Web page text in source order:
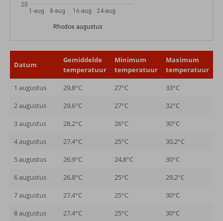
1-aug 8-aug 16-aug 24-aug
Rhodos augustus
20
Datum
Gemiddelde
temperatuur
Minimum
temperatuur
Maximum
temperatuur
1 augustus
29,8°C 27°C
33°C
2 augustus
29,6°C 27°C
32°C
3 augustus
28,2°C 26°C
30°C
4 augustus
27,4°C 25°C
30,2°C
5 augustus
26,9°C 24,8°C
30°C
6 augustus
26,8°C 25°C
29,2°C
7 augustus
27,4°C 25°C
30°C
8 augustus
27,4°C 25°C
30°C